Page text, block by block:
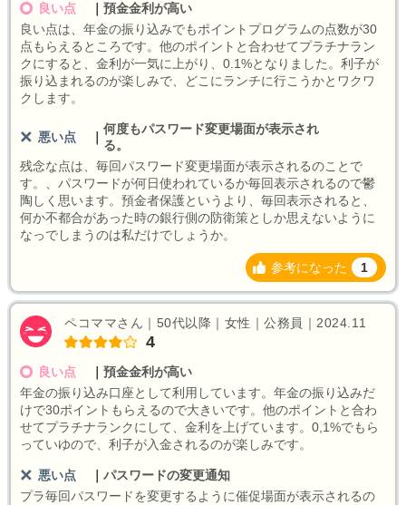
良い点
預金金利が高い
良い点は、年金の振り込みでもポイントプログラムの点数が30
点もらえるところです。他のポイントと合わせてプラチナラン
クにすると、金利が一気に上がり、0.1%となりました。利子が
振り込まれるのが楽しみで、どこにランチに行こうかとワクワ
クします。
悪い点
何度もパスワード変更場面が表示され
る。
残念な点は、毎回パスワード変更場面が表示されるのことで
す。、パスワードが何日使われているか毎回表示されるので鬱
陶しく思います。預金者保護というより、毎回表示されると、
何か不都合があった時の銀行側の防衛策としか思えないように
なっでしまうのは私だけでしょうか。
参考になった 1
ペコママさん｜50代以降｜女性｜公務員｜2024.11
4
良い点
預金金利が高い
年金の振り込み口座として利用しています。年金の振り込みだ
けで30ポイントもらえるので大きいです。他のポイントと合わ
せてプラチナランクにして、金利を上げています。0,1%でもら
っていゆので、利子が入金されるのが楽しみです。
悪い点
パスワードの変更通知
プラ毎回パスワードを変更するように催促場面が表示されるの